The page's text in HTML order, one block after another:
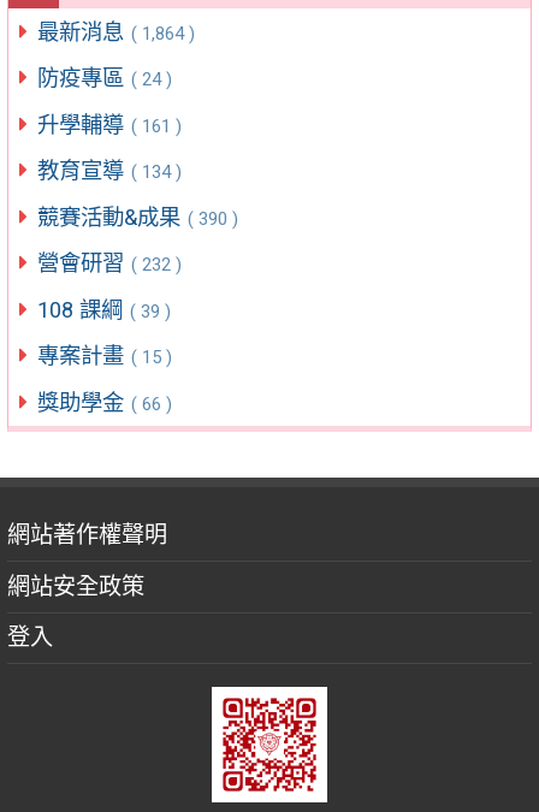
最新消息 ( 1,864 )
防疫專區 ( 24 )
升學輔導 ( 161 )
教育宣導 ( 134 )
競賽活動&成果 ( 390 )
營會研習 ( 232 )
108 課綱 ( 39 )
專案計畫 ( 15 )
獎助學金 ( 66 )
網站著作權聲明
網站安全政策
登入